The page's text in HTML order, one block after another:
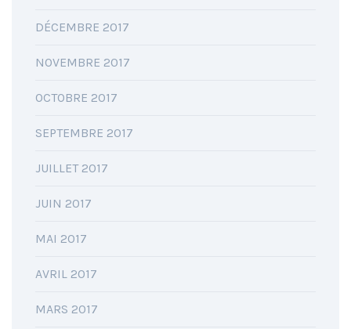
DÉCEMBRE 2017
NOVEMBRE 2017
OCTOBRE 2017
SEPTEMBRE 2017
JUILLET 2017
JUIN 2017
MAI 2017
AVRIL 2017
MARS 2017